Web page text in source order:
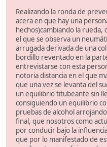
Realizando la ronda de
acera en que hay una
hechos)cambiando la
el que se observa un
arrugada derivada de una
bordillo reventado en la
entrevistarse con esta
notoria distancia en el que
que una vez se levanta del
un equilibrio titubeante sin
consiguiendo un equilibrio
pruebas de alcohol
final, que nosotros como
por conducir bajo la
que por lo manifestado de